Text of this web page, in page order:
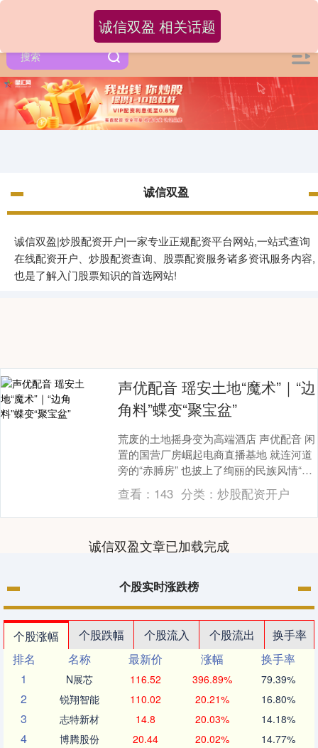
诚信双盈
诚信双盈|炒股配资开户|一家专业正规配资平台网站,一站式查询
在线配资开户、炒股配资查询、股票配资服务诸多资讯服务内容,
也是了解入门股票知识的首选网站!
诚信双盈 相关话题
声优配音 瑶安土地“魔术”｜“边
角料”蝶变“聚宝盆”
荒废的土地摇身变为高端酒店 声优配音 闲
置的国营厂房崛起电商直播基地 就连河道
旁的“赤膊房” 也披上了绚丽的民族风情“画
布” …… 今年来 前往瑶安瑶族乡“洛神....
查看： 143 分类： 炒股配资开户
诚信双盈文章已加载完成
个股实时涨跌榜
个股涨幅 个股跌幅 个股流入 个股流出
换手率
排名
名称 最新价 涨幅
换手率
1
N展芯 116.52 396.89% 79.39%
2 锐翔智能 110.02 20.21% 16.80%
3 志特新材 14.8 20.03% 14.18%
4 博腾股份 20.44 20.02% 14.77%